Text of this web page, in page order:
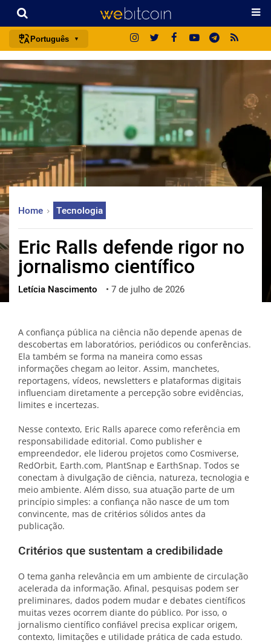
Português
português (BR)
english
español
français
italiano
deutsch
日本語
русский
العربية
ไทย
ქართული
Home Tecnologia
Eric Ralls defende rigor no
jornalismo científico
Letícia Nascimento • 7 de julho de 2026
A confiança pública na ciência não depende apenas de
descobertas em laboratórios, periódicos ou conferências.
Ela também se forma na maneira como essas
informações chegam ao leitor. Assim, manchetes,
reportagens, vídeos, newsletters e plataformas digitais
influenciam diretamente a percepção sobre evidências,
limites e incertezas.
Nesse contexto, Eric Ralls aparece como referência em
responsabilidade editorial. Como publisher e
empreendedor, ele liderou projetos como Cosmiverse,
RedOrbit, Earth.com, PlantSnap e EarthSnap. Todos se
conectam à divulgação de ciência, natureza, tecnologia e
meio ambiente. Além disso, sua atuação parte de um
princípio simples: a confiança não nasce de um tom
convincente, mas de critérios sólidos antes da
publicação.
Critérios que sustentam a credibilidade
O tema ganha relevância em um ambiente de circulação
acelerada da informação. Afinal, pesquisas podem ser
preliminares, dados podem mudar e debates científicos
muitas vezes ocorrem diante do público. Por isso, o
jornalismo científico confiável precisa explicar origem,
contexto, limitações e utilidade prática de cada estudo.